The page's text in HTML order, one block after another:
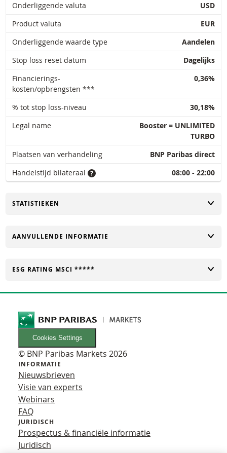
Onderliggende valuta
USD
Product valuta
EUR
Onderliggende waarde type
Aandelen
Stop loss reset datum
Dagelijks
Financierings-
kosten/opbrengsten ***
0,36%
% tot stop loss-niveau
30,18%
Legal name
Booster = UNLIMITED
TURBO
Plaatsen van verhandeling
BNP Paribas direct
Handelstijd bilateraal
08:00 - 22:00
TOGGLE
STATISTIEKEN
TOGGLE
AANVULLENDE INFORMATIE
TOGGLE
ESG RATING MSCI *****
Cookies Settings
© BNP Paribas Markets 2026
INFORMATIE
Nieuwsbrieven
Visie van experts
Webinars
FAQ
JURIDISCH
Prospectus & financiële informatie
Juridisch